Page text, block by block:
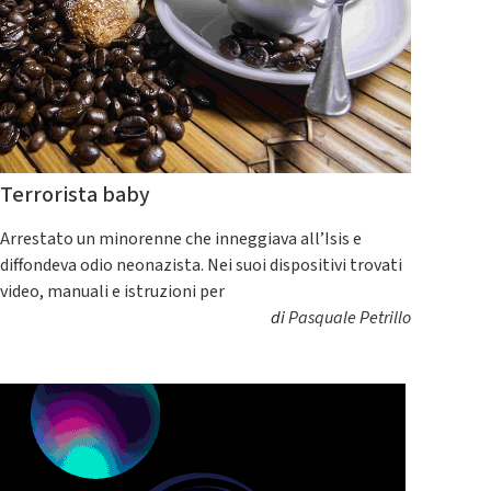
Terrorista baby
Arrestato un minorenne che inneggiava all’Isis e
diffondeva odio neonazista. Nei suoi dispositivi trovati
video, manuali e istruzioni per
diPasquale Petrillo